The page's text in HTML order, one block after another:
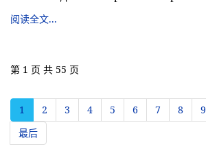
阅读全文...
第 1 页 共 55 页
1 2 3 4 5 6 7 8 9
最后